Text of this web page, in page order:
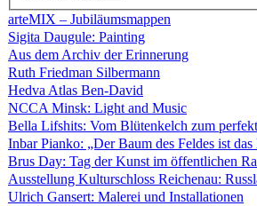
arteMIX – Jubiläumsmappen
Sigita Daugule: Painting
Aus dem Archiv der Erinnerung
Ruth Friedman Silbermann
Hedva Atlas Ben-David
NCCA Minsk: Light and Music
Bella Lifshits: Vom Blütenkelch zum
Inbar Pianko: „Der Baum des Feldes ist
Brus Day: Tag der Kunst im öffentlichen
Ausstellung Kulturschloss Reichenau:
Ulrich Gansert: Malerei und Installationen